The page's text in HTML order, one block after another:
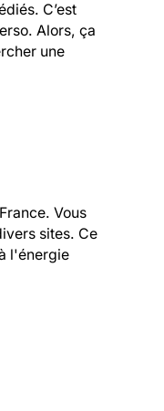
C’est
Alors, ça
une
Vous
sites. Ce
l'énergie